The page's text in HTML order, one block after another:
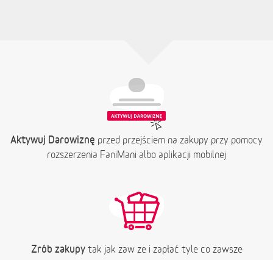
Aktywuj Darowiznę przed przejściem na zakupy przy pomocy
rozszerzenia FaniMani albo aplikacji mobilnej
Zrób zakupytak jak zaw ze i zapłać tyle co zawsze